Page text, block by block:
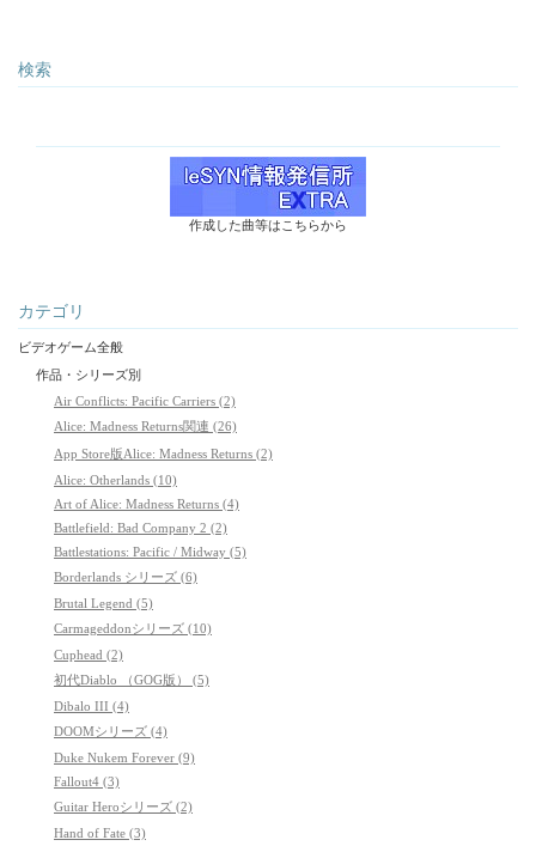
検索
作成した曲等はこちらから
カテゴリ
ビデオゲーム全般
作品・シリーズ別
Air Conflicts: Pacific Carriers (2)
Alice: Madness Returns関連 (26)
App Store版Alice: Madness Returns (2)
Alice: Otherlands (10)
Art of Alice: Madness Returns (4)
Battlefield: Bad Company 2 (2)
Battlestations: Pacific / Midway (5)
Borderlands シリーズ (6)
Brutal Legend (5)
Carmageddonシリーズ (10)
Cuphead (2)
初代Diablo （GOG版） (5)
Dibalo III (4)
DOOMシリーズ (4)
Duke Nukem Forever (9)
Fallout4 (3)
Guitar Heroシリーズ (2)
Hand of Fate (3)